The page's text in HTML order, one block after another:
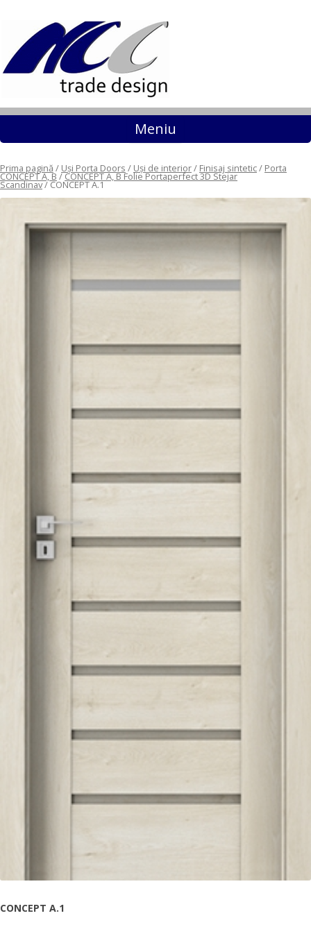
Meniu Sari la conținut
Prima pagină / Uși Porta Doors / Uși de interior/ Finisaj sintetic/ Porta
CONCEPT A, B /CONCEPT A, B Folie Portaperfect 3D Stejar
Scandinav/ CONCEPT A.1
CONCEPT A.1